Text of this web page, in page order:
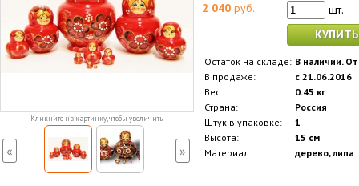
Кликните на картинку, чтобы увеличить
« »
2 040 руб.
шт.
Остаток на складе: В наличии.
В продаже:
с 21.06.2016
Вес:
0.45 кг
Страна:
Россия
Штук в упаковке:
1
Высота:
15 см
Материал:
дерево, липа